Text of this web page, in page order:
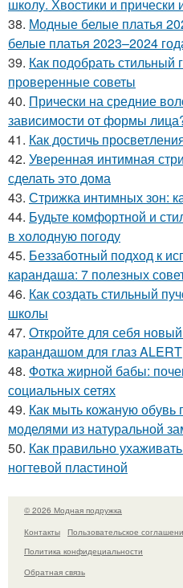
школу. Хвостики и прически
38. Модные белые платья
белые платья 2023–2024
39. Как подобрать стильный
проверенные советы
40. Прически на средние
зависимости от формы
41. Как достичь
42. Уверенная интимная
сделать это дома
43. Стрижка интимных зон:
44. Будьте комфортной и
в холодную погоду
45. Беззаботный подход к
карандаша: 7 полезных
46. Как создать стильный
школы
47. Откройте для себя
карандашом для глаз ALERT
48. Фотка жирной бабы:
социальных сетях
49. Как мыть кожаную обувь
моделями из натуральной
50. Как правильно
ногтевой пластиной
© 2026 Модная подружка
Контакты
Пользовательское
Политика конфидециальности
Обратная связь